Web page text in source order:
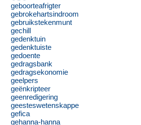
geboorteafrigter
gebrokehartsindroom
gebruikstekenmunt
gechill
gedenktuin
gedenktuiste
gedoente
gedragsbank
gedragsekonomie
geelpers
geënkripteer
geenredigering
geesteswetenskappe
gefica
gehanna-hanna